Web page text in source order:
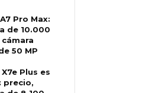
Pro Max:
de 10.000
cámara
50 MP
Plus es
precio,